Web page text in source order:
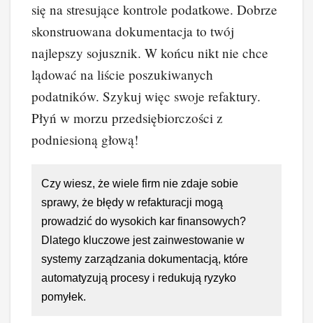
się na stresujące kontrole podatkowe. Dobrze
skonstruowana dokumentacja to twój
najlepszy sojusznik. W końcu nikt nie chce
lądować na liście poszukiwanych
podatników. Szykuj więc swoje refaktury.
Płyń w morzu przedsiębiorczości z
podniesioną głową!
Czy wiesz, że wiele firm nie zdaje sobie
sprawy, że błędy w refakturacji mogą
prowadzić do wysokich kar finansowych?
Dlatego kluczowe jest zainwestowanie w
systemy zarządzania dokumentacją, które
automatyzują procesy i redukują ryzyko
pomyłek.